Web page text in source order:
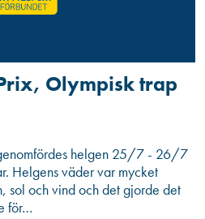
Olympisk trap
helgen 25/7 - 26/7
Helgens väder var mycket
sol och vind och det gjorde det
för…